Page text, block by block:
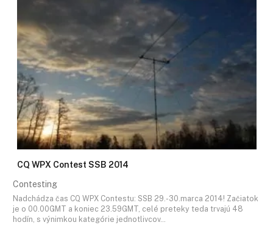
CQ WPX Contest SSB 2014
Contesting
Nadchádza čas CQ WPX Contestu: SSB 29.-30.marca 2014! Začiatok
je o 00.00GMT a koniec 23.59GMT, celé preteky teda trvajú 48
hodín, s výnimkou kategórie jednotlivcov…